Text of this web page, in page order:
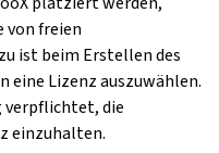
von freien
ist beim Erstellen des
eine Lizenz auszuwählen.
verpflichtet, die
einzuhalten.